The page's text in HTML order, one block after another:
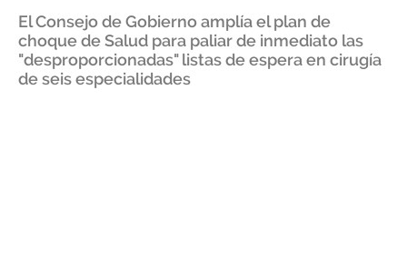
El Consejo de Gobierno amplía el plan de
choque de Salud para paliar de inmediato las
"desproporcionadas" listas de espera en cirugía
de seis especialidades